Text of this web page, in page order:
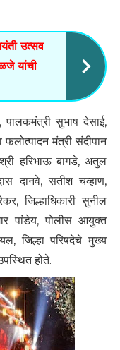
उत्सव
यांची
पालकमंत्री सुभाष देसाई,
फलोत्पादन मंत्री संदीपान
हरिभाऊ बागडे, अतुल
दानवे, सतीश चव्हाण,
जिल्हाधिकारी सुनील
पांडेय, पोलीस आयुक्त
जिल्हा परिषदेचे मुख्य
होते.